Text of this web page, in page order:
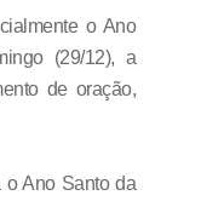
o Ano
(29/12), a
de oração,
o Ano Santo da